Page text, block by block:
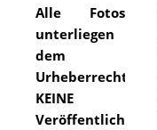
Alle Fotos
unterliegen
dem
Urheberrecht.
KEINE
Veröffentlichung